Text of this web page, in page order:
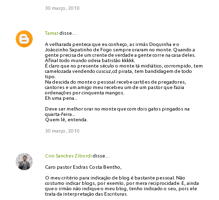
30 março, 2010
Tamardisse…
A velharada penteca que eu conheço, as irmãs Doquinha e o
Joãozinho Sapatinho de Fogo sempre oraram no monte. Quando a
gente precisa de um crente de verdade a gente corre na casa deles.
Afinal todo mundo odeia batistão kkkkk.
É claro que no presente século o monte tá midiático, corrompido, tem
camelozada vendendo cuscuz,cd pirata, tem bandidagem de todo
tipo.
Na descida do monte o pessoal recebe cartões de pregadores,
cantores e um amigo meu recebeu um de um pastor que fazia
ordenações por cinquenta mangos.
Eh uma pena...
Deve ser melhor orar no monte que com dois gatos pingados na
quarta-feira...
Quem lê, entenda.
30 março, 2010
Ciro Sanches Zibordi disse…
Caro pastor Esdras Costa Bentho,
O meu critério para indicação de blog é bastante pessoal. Não
costumo indicar blogs, por exemlo, por mera reciprocidade. E, ainda
que o irmão não indique o meu blog, tenho indicado o seu, pois ele
trata da interpretação das Escrituras.